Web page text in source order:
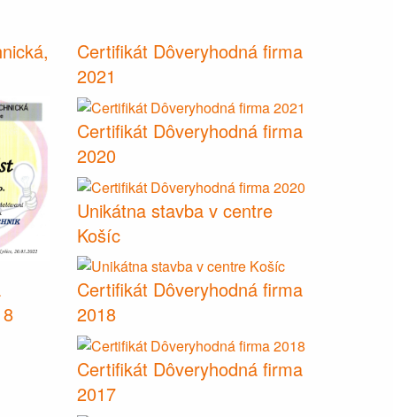
Certifikát Dôveryhodná firma
2021
Certifikát Dôveryhodná firma
2020
Unikátna stavba v centre
Košíc
Certifikát Dôveryhodná firma
2018
Certifikát Dôveryhodná firma
2017